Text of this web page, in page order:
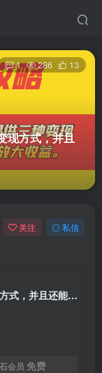
现方式，并且
1 286 13
关注 私信
节假日项目，全国旅游攻略，提供三种变现方式，并且还能矩阵
会员 免费